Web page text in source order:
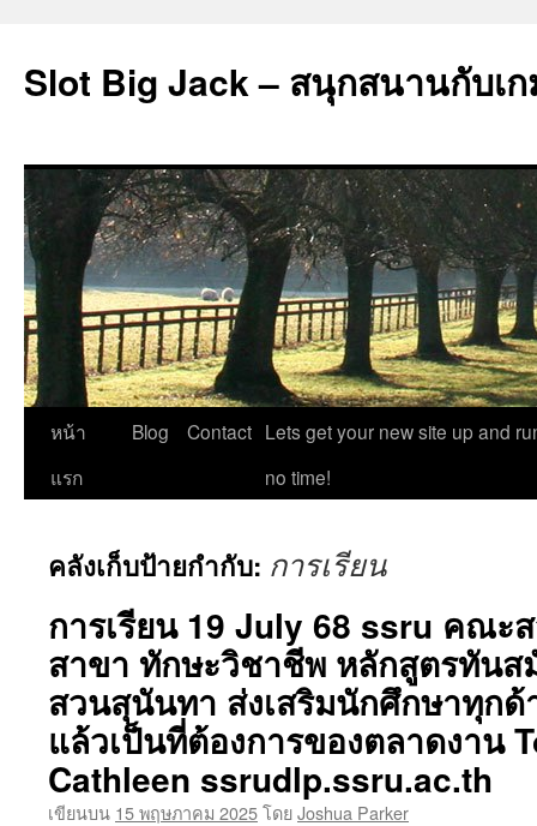
Slot Big Jack – สนุกสนานกับเ
ข้าม
ไป
เนื้อหา
หน้า
แรก
Blog Contact Lets get your new site up and
no time!
คลังเก็บป้ายกำกับ: การเรียน
การเรียน 19 July 68 ssru คณะ
สาขา ทักษะวิชาชีพ หลักสูตรทันส
สวนสุนันทา ส่งเสริมนักศึกษาทุกด้
แล้วเป็นที่ต้องการของตลาดงาน
Cathleen ssrudlp.ssru.ac.th
เขียนบน 15 พฤษภาคม 2025โดยJoshua Parker